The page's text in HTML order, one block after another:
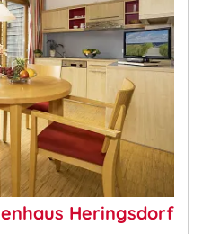
Heringsdorf